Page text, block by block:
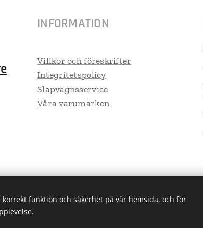
INFORMATION
Villkor och föreskrifter
Integritetspolicy
Släpvagnsservice
Våra varumärken
funktion och säkerhet på vår hemsida, och för